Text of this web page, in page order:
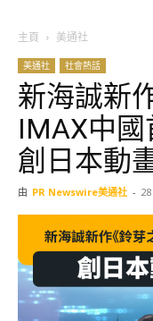
主頁 美通社
美通社 社會熱話
新海誠新
IMAX中
創日本動
由 PR Newswire美通社 -